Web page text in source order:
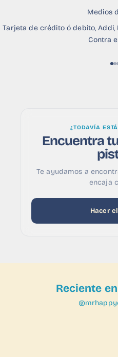
Medios
Tarjeta de crédito ó debito, Addi,
Contra
Ir
¿TODAVÍA
Encuentra
Te ayudamos a
encaja
Hacer
Reciente